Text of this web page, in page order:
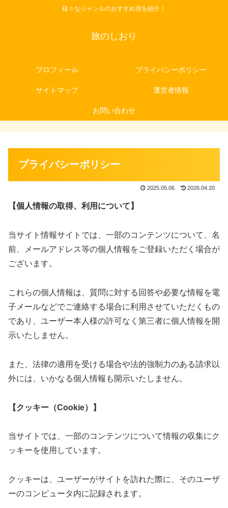
様々なジャンルのおすすめ宿を紹介！
旅のしおり
プロフィール プライバシーポリシー
サイトマップ 運営者情報
お問い合わせ
プライバシーポリシー
2025.05.06 2026.04.20
【個人情報の取得、利用について】
当サイト情報サイトでは、一部のコンテンツについて、名
前、メールアドレス等の個人情報をご登録いただく場合が
ございます。
これらの個人情報は、質問に対する回答や必要な情報を電
子メールなどでご連絡する場合に利用させていただくもの
であり、ユーザー本人様の許可なく第三者に個人情報を開
示いたしません。
また、法律の適用を受ける場合や法的強制力のある請求以
外には、いかなる個人情報も開示いたしません。
【クッキー（Cookie）】
当サイトでは、一部のコンテンツについて情報の収集にク
ッキーを使用しています。
クッキーは、ユーザーがサイトを訪れた際に、そのユーザ
ーのコンピュータ内に記録されます。